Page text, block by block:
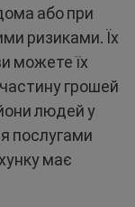
або при
ризиками. Їх
можете їх
грошей
людей у
послугами
має